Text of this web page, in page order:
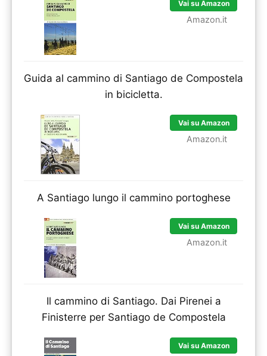
Vai su Amazon
Amazon.it
Guida al cammino di Santiago de Compostela
in bicicletta.
Vai su Amazon
Amazon.it
A Santiago lungo il cammino portoghese
Vai su Amazon
Amazon.it
Il cammino di Santiago. Dai Pirenei a
Finisterre per Santiago de Compostela
Vai su Amazon